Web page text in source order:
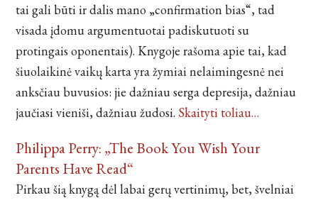
tai gali būti ir dalis mano „confirmation bias“, tad
visada įdomu argumentuotai padiskutuoti su
protingais oponentais). Knygoje rašoma apie tai, kad
šiuolaikinė vaikų karta yra žymiai nelaimingesnė nei
anksčiau buvusios: jie dažniau serga depresija, dažniau
jaučiasi vieniši, dažniau žudosi. Skaityti toliau…
Philippa Perry: „The Book You Wish Your
Parents Have Read“
Pirkau šią knygą dėl labai gerų vertinimų, bet, švelniai